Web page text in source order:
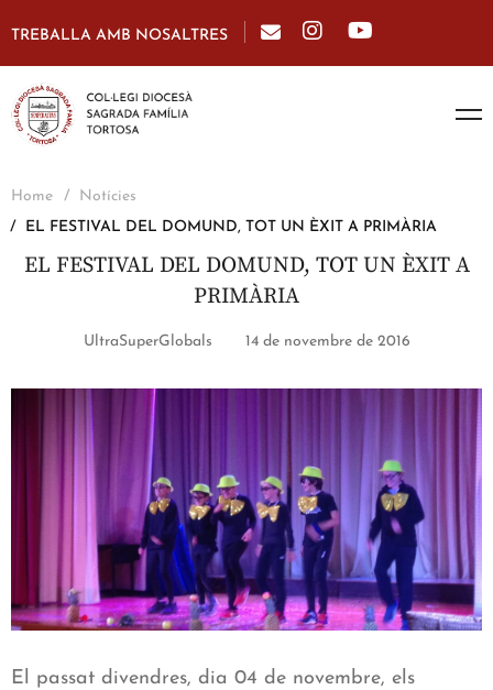
TREBALLA AMB NOSALTRES
Home
Notícies
EL FESTIVAL DEL DOMUND, TOT UN ÈXIT A PRIMÀRIA
EL FESTIVAL DEL DOMUND, TOT UN ÈXIT A
PRIMÀRIA
UltraSuperGlobals 14 de novembre de 2016
El passat divendres, dia 04 de novembre, els